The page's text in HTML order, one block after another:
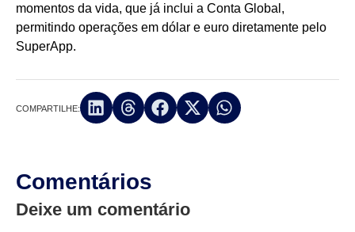
momentos da vida, que já inclui a Conta Global,
permitindo operações em dólar e euro diretamente pelo
SuperApp.
COMPARTILHE:
Comentários
Deixe um comentário